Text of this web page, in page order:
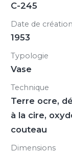
C-245
Date de création
1953
Typologie
Vase
Technique
Terre ocre,
à la cire,
couteau
Dimensions